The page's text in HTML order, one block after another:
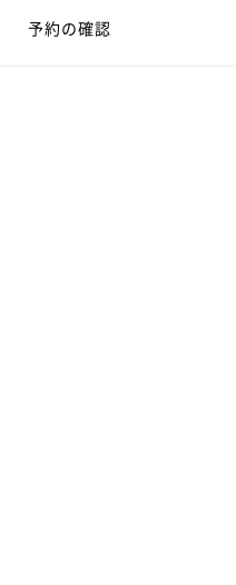
予約の確認